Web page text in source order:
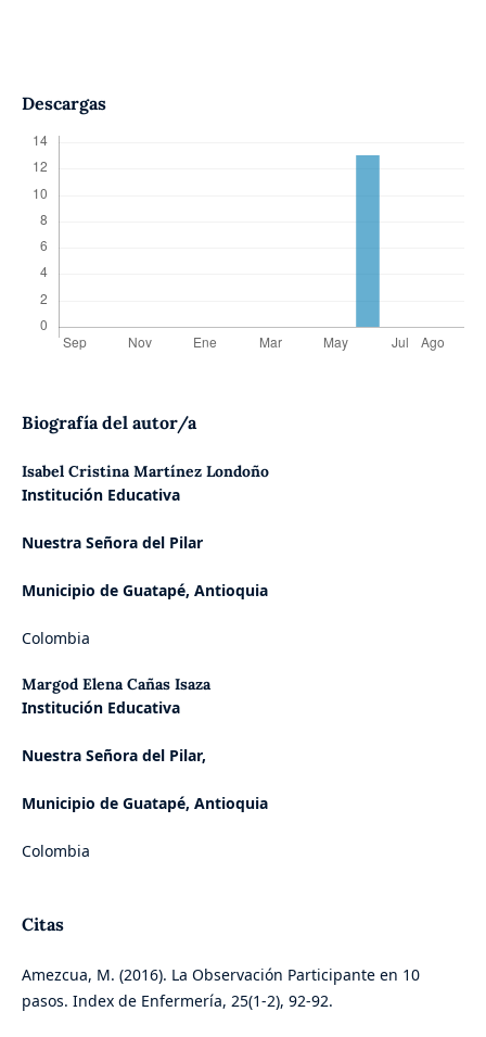
Descargas
Biografía del autor/a
Isabel Cristina Martínez Londoño
Institución Educativa
Nuestra Señora del Pilar
Municipio de Guatapé, Antioquia
Colombia
Margod Elena Cañas Isaza
Institución Educativa
Nuestra Señora del Pilar,
Municipio de Guatapé, Antioquia
Colombia
Citas
Amezcua, M. (2016). La Observación Participante en 10
pasos. Index de Enfermería, 25(1-2), 92-92.